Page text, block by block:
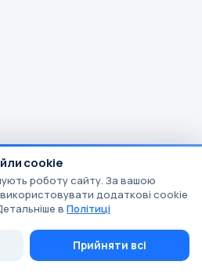
Звернутися в технічну підтримку
cookie
роботу сайту. За вашою
додаткові cookie
в Політиці
Прийняти всі